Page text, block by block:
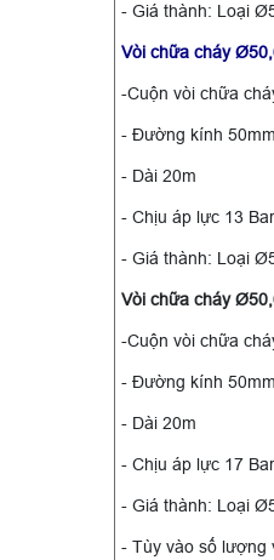
- Giá thành: Loại
Vòi chữa cháy
-Cuộn vòi chữa
- Đường kính
- Dài 20m
- Chịu áp lực 13 Bar
- Giá thành: Loại
Vòi chữa cháy
-Cuộn vòi chữa
- Đường kính
- Dài 20m
- Chịu áp lực 17 Bar
- Giá thành: Loại
- Tùy vào số lượng